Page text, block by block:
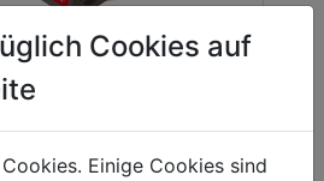
Cookies auf
Einige Cookies sind